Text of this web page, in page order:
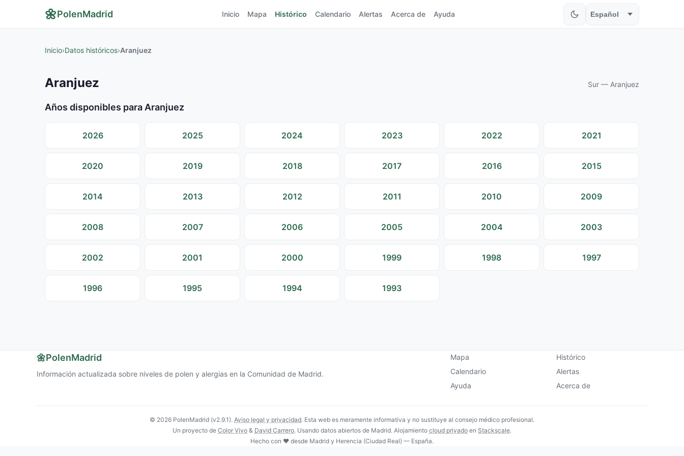
🌼PolenMadrid Inicio Mapa Histórico Calendario Alertas Acerca de Ayuda
Inicio›Datos históricos›Aranjuez
Aranjuez Sur — Aranjuez
Años disponibles para Aranjuez
2026 2025 2024 2023 2022 2021
2020 2019 2018 2017 2016 2015
2014 2013 2012 2011 2010 2009
2008 2007 2006 2005 2004 2003
2002 2001 2000 1999 1998 1997
1996 1995 1994 1993
🌼PolenMadrid
Información actualizada sobre niveles de polen y alergias en la Comunidad de Madrid.
Mapa
Histórico
Calendario
Alertas
Ayuda
Acerca de
© 2026 PolenMadrid (v2.9.1). Aviso legal y privacidad. Esta web es meramente informativa y no sustituye al consejo médico profesional.
Un proyecto de Color Vivo & David Carrero. Usando datos abiertos de Madrid. Alojamiento cloud privado en Stackscale.
Hecho con ❤️ desde Madrid y Herencia (Ciudad Real) — España.